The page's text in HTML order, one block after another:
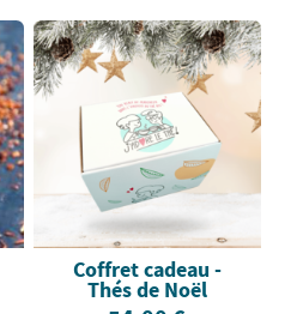
Coffret cadeau -
Thés de Noël